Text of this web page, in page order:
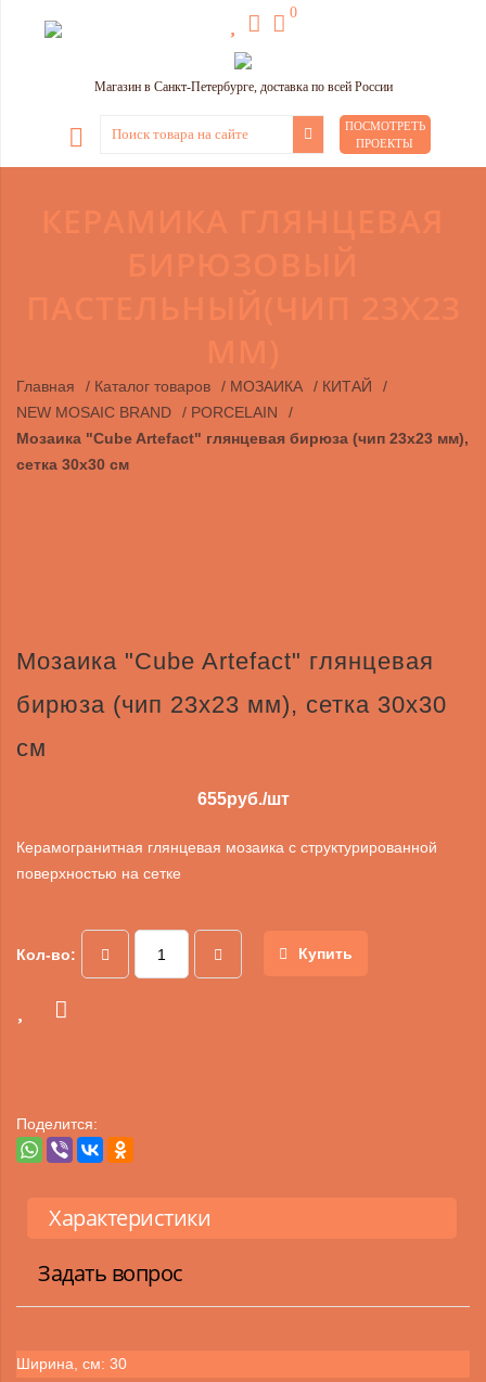
0
Магазин в Санкт-Петербурге, доставка по всей России
ПОСМОТРЕТЬ
ПРОЕКТЫ
Главная / Каталог товаров / МОЗАИКА / КИТАЙ
/
NEW MOSAIC BRAND
/ PORCELAIN
/
Мозаика "Cube Artefact" глянцевая бирюза (чип 23х23 мм),
сетка 30х30 см
Мозаика "Cube Artefact" глянцевая
бирюза (чип 23х23 мм), сетка 30х30
см
655руб./шт
Керамогранитная глянцевая мозаика с структурированной
поверхностью на сетке
Кол-во: Купить
Поделится:
Характеристики
Задать вопрос
Ширина, см: 30